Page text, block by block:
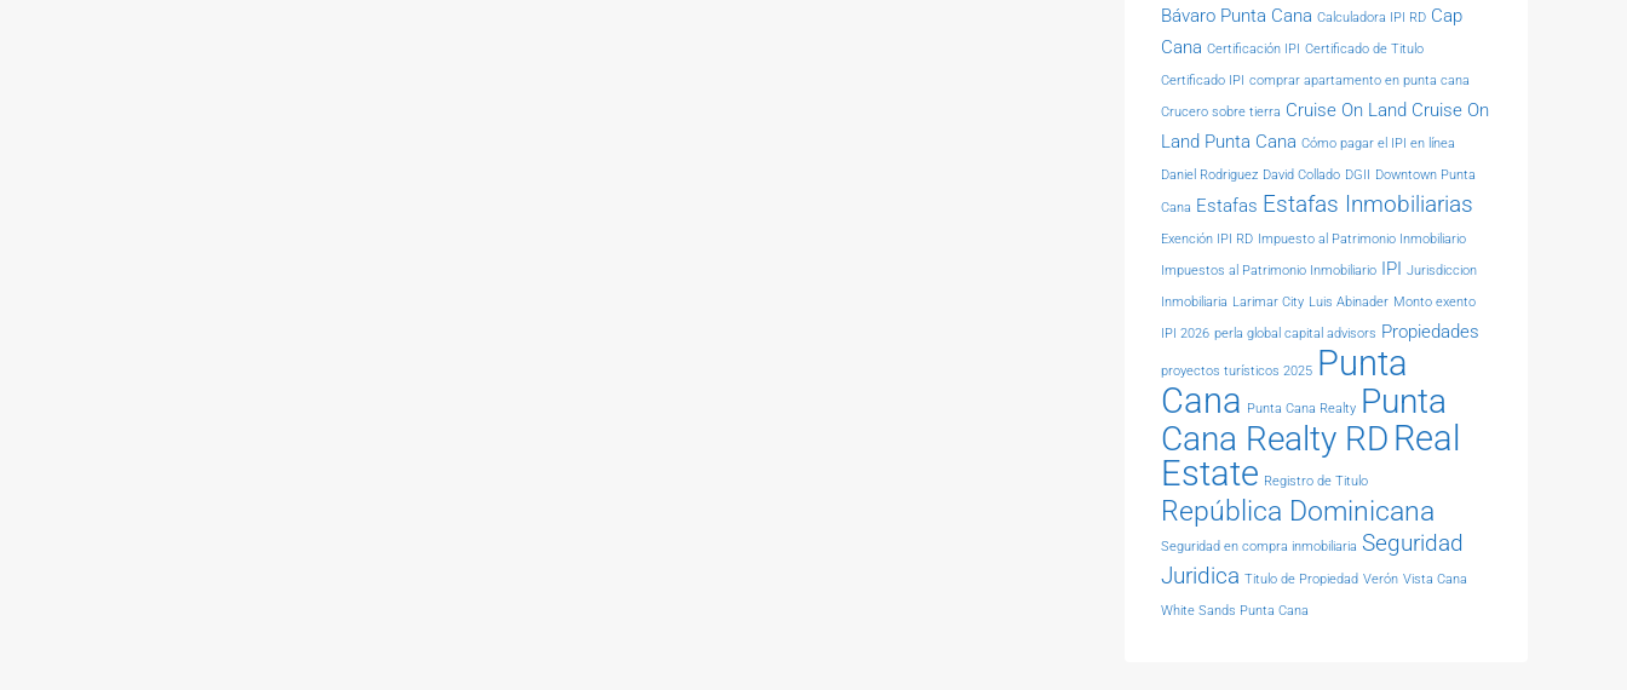
Bávaro Punta Cana Calculadora IPI RD Cap
Cana Certificación IPI Certificado de Titulo
Certificado IPI comprar apartamento en punta cana
Crucero sobre tierra Cruise On Land Cruise On
Land Punta Cana Cómo pagar el IPI en línea
Daniel Rodriguez David Collado DGII Downtown Punta
Cana Estafas Estafas Inmobiliarias
Exención IPI RD Impuesto al Patrimonio Inmobiliario
Impuestos al Patrimonio Inmobiliario IPI Jurisdiccion
Inmobiliaria Larimar City Luis Abinader Monto exento
IPI 2026 perla global capital advisors Propiedades
proyectos turísticos 2025 Punta
Cana Punta Cana Realty Punta
Cana Realty RD Real
Estate Registro de Titulo
República Dominicana
Seguridad en compra inmobiliaria Seguridad
Juridica Titulo de Propiedad Verón Vista Cana
White Sands Punta Cana